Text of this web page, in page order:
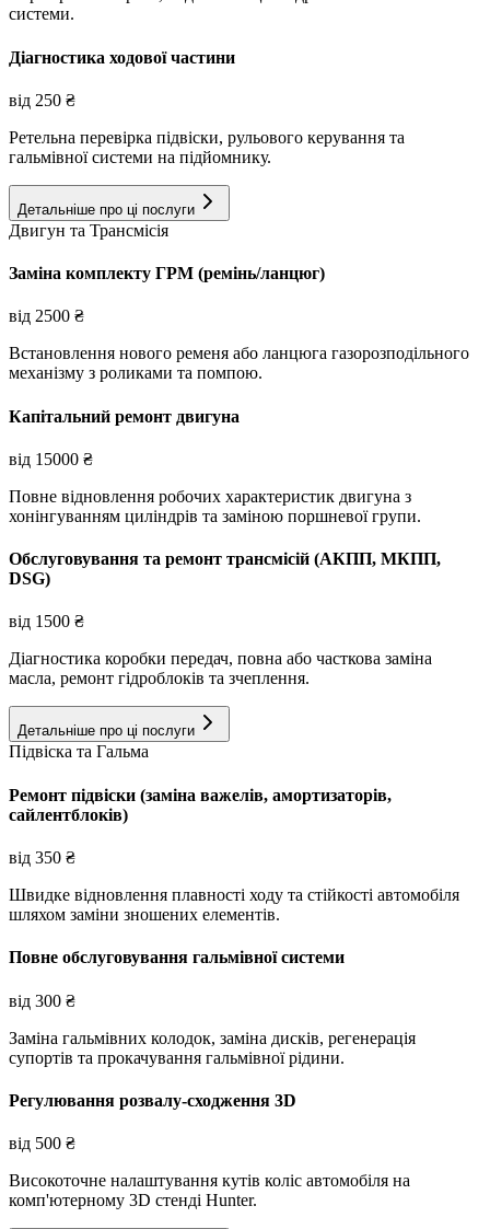
системи.
Діагностика ходової частини
від 250 ₴
Ретельна перевірка підвіски, рульового керування та
гальмівної системи на підйомнику.
Детальніше про ці послуги
Двигун та Трансмісія
Заміна комплекту ГРМ (ремінь/ланцюг)
від 2500 ₴
Встановлення нового ременя або ланцюга газорозподільного
механізму з роликами та помпою.
Капітальний ремонт двигуна
від 15000 ₴
Повне відновлення робочих характеристик двигуна з
хонінгуванням циліндрів та заміною поршневої групи.
Обслуговування та ремонт трансмісій (АКПП, МКПП,
DSG)
від 1500 ₴
Діагностика коробки передач, повна або часткова заміна
масла, ремонт гідроблоків та зчеплення.
Детальніше про ці послуги
Підвіска та Гальма
Ремонт підвіски (заміна важелів, амортизаторів,
сайлентблоків)
від 350 ₴
Швидке відновлення плавності ходу та стійкості автомобіля
шляхом заміни зношених елементів.
Повне обслуговування гальмівної системи
від 300 ₴
Заміна гальмівних колодок, заміна дисків, регенерація
супортів та прокачування гальмівної рідини.
Регулювання розвалу-сходження 3D
від 500 ₴
Високоточне налаштування кутів коліс автомобіля на
комп'ютерному 3D стенді Hunter.